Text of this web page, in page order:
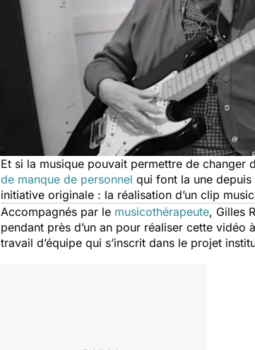
Et si la musique pouvait permettre de changer
de manque de personnel qui font la une depuis
initiative originale : la réalisation d’un clip
Accompagnés par le musicothérapeute, Gilles
pendant près d’un an pour réaliser cette
travail d’équipe qui s’inscrit dans le projet